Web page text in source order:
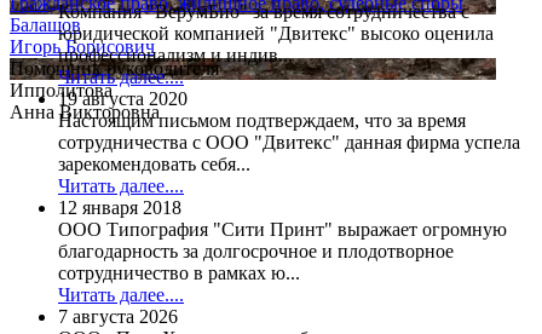
Балашов
Игорь Борисович
Помощник руководителя
Ипполитова
Анна Викторовна
Компания "ВерумБио" за время сотрудничества с
юридической компанией "Двитекс" высоко оценила
профессионализм и индив...
Читать далее....
19 августа 2020
Настоящим письмом подтверждаем, что за время
сотрудничества с ООО "Двитекс" данная фирма успела
зарекомендовать себя...
Читать далее....
12 января 2018
ООО Типография "Сити Принт" выражает огромную
благодарность за долгосрочное и плодотворное
сотрудничество в рамках ю...
Читать далее....
7 августа 2026